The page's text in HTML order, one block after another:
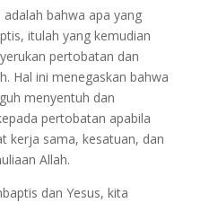
bahwa apa yang
itulah yang kemudian
pertobatan dan
Hal ini menegaskan bahwa
menyentuh dan
pertobatan apabila
kerja sama, kesatuan, dan
Allah.
dan Yesus, kita